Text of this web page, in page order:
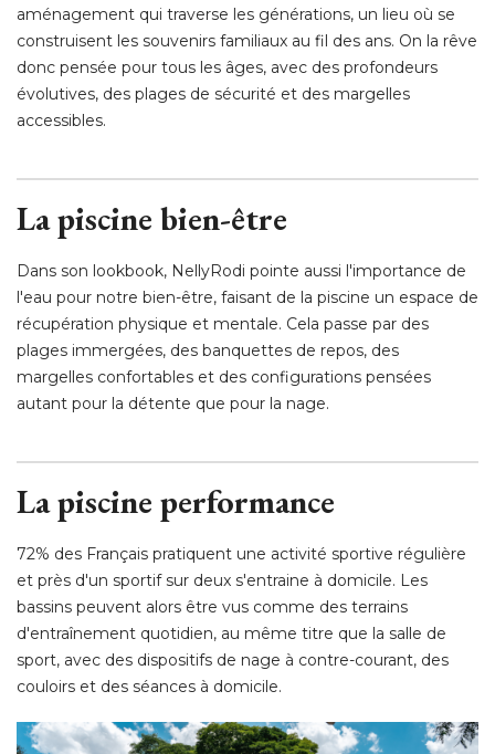
aménagement qui traverse les générations, un lieu où se
construisent les souvenirs familiaux au fil des ans. On la rêve
donc pensée pour tous les âges, avec des profondeurs
évolutives, des plages de sécurité et des margelles
accessibles.
La piscine bien-être
Dans son lookbook, NellyRodi pointe aussi l'importance de
l'eau pour notre bien-être, faisant de la piscine un espace de
récupération physique et mentale. Cela passe par des
plages immergées, des banquettes de repos, des
margelles confortables et des configurations pensées
autant pour la détente que pour la nage.
La piscine performance
72% des Français pratiquent une activité sportive régulière
et près d'un sportif sur deux s'entraine à domicile. Les
bassins peuvent alors être vus comme des terrains
d'entraînement quotidien, au même titre que la salle de
sport, avec des dispositifs de nage à contre-courant, des
couloirs et des séances à domicile.